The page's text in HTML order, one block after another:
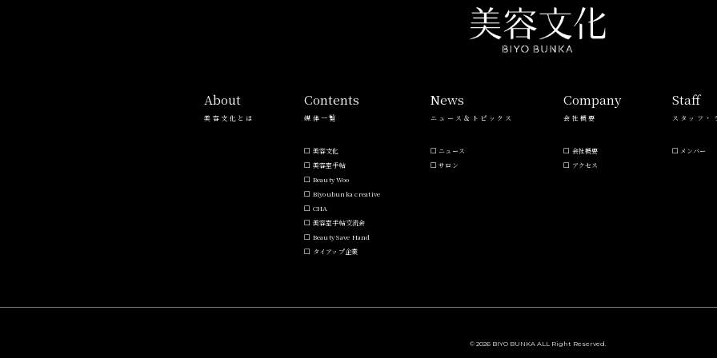
About
美容文化とは
Contents
媒体一覧
美容文化
美容室手帖
Beauty Woo
Biyoubunka creative
CHA
美容室手帖交流会
Beauty Save Hand
タイアップ企業
News
ニュース＆トピックス
ニュース
サロン
Company
会社概要
会社概要
アクセス
Staff
スタッフ・
メンバー
© 2026 BIYO BUNKA ALL Right Reserved.